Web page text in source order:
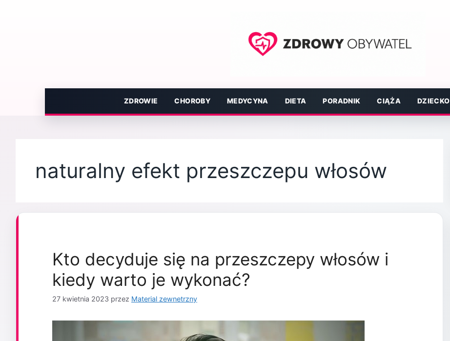
ZDROWIE CHOROBY MEDYCYNA DIETA PORADNIK CIĄŻA DZIECKO
naturalny efekt przeszczepu włosów
Kto decyduje się na przeszczepy włosów i
kiedy warto je wykonać?
27 kwietnia 2023 przez Material zewnetrzny